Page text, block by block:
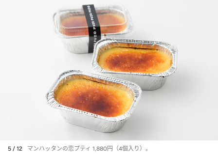
5 / 12 マンハッタンの恋プティ 1,880円（4個入り）。